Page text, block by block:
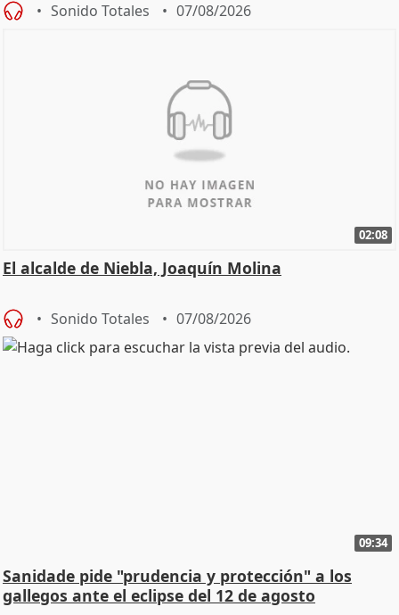
Sonido Totales 07/08/2026
02:08
El alcalde de Niebla, Joaquín Molina
Sonido Totales 07/08/2026
09:34
Sanidade pide "prudencia y protección" a los
gallegos ante el eclipse del 12 de agosto